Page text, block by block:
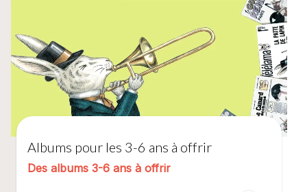
Albums pour les 3-6 ans à offrir
Des albums 3-6 ans à offrir